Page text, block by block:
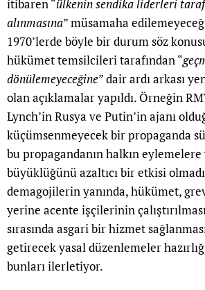
itibaren “ülkenin sendika liderleri
alınmasına” müsamaha
1970’lerde böyle bir durum söz
hükümet temsilcileri tarafından “
dönülemeyeceğine” dair ardı arkası
olan açıklamalar yapıldı. Örneğin
Lynch’in Rusya ve Putin’in ajanı
küçümsenmeyecek bir propaganda
bu propagandanın halkın
büyüklüğünü azaltıcı bir etkisi
demagojilerin yanında, hükümet,
yerine acente işçilerinin
sırasında asgari bir hizmet
getirecek yasal düzenlemeler
bunları ilerletiyor.